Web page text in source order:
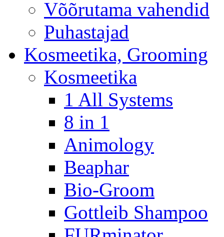
Võõrutama vahendid
Puhastajad
Kosmeetika, Grooming
Kosmeetika
1 All Systems
8 in 1
Animology
Beaphar
Bio-Groom
Gottleib Shampoo